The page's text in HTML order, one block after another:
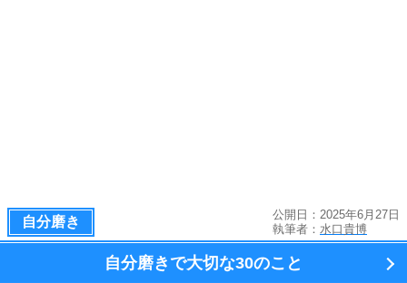
自分磨き
公開日：2025年6月27日
執筆者： 水口貴博
自分磨きで大切な30のこと